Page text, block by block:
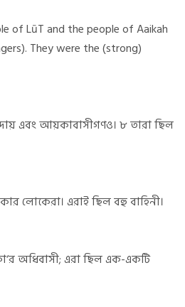
of LūT and the people of Aaikah
They were the (strong)
এবং আয়কাবাসীগণও। ৮ তারা ছিল
লোকেরা। এরাই ছিল বহু বাহিনী।
অধিবাসী; এরা ছিল এক-একটি